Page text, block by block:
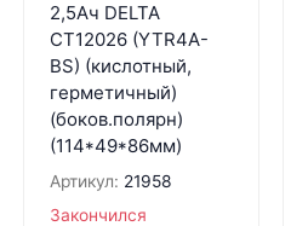
2,5Ач DELTA
CT12026 (YTR4A-
BS) (кислотный,
герметичный)
(боков.полярн)
(114*49*86мм)
Артикул: 21958
Закончился